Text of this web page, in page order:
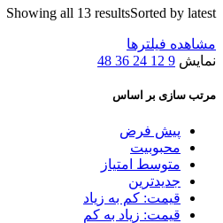
Showing all 13 resultsSorted by latest
مشاهده فیلترها
نمایش 9
12
24
36
48
مرتب سازی بر اساس
پیش فرض
محبوبیت
متوسط امتیاز
جدیدترین
قیمت: کم به زیاد
قیمت: زیاد به کم